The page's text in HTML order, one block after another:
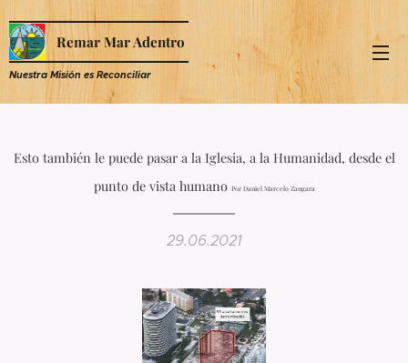
Remar Mar Adentro
Nuestra Misión es Reconciliar
Esto también le puede pasar a la Iglesia, a la Humanidad, desde el
punto de vista humano Por Daniel Marcelo Zangara
29.06.2021